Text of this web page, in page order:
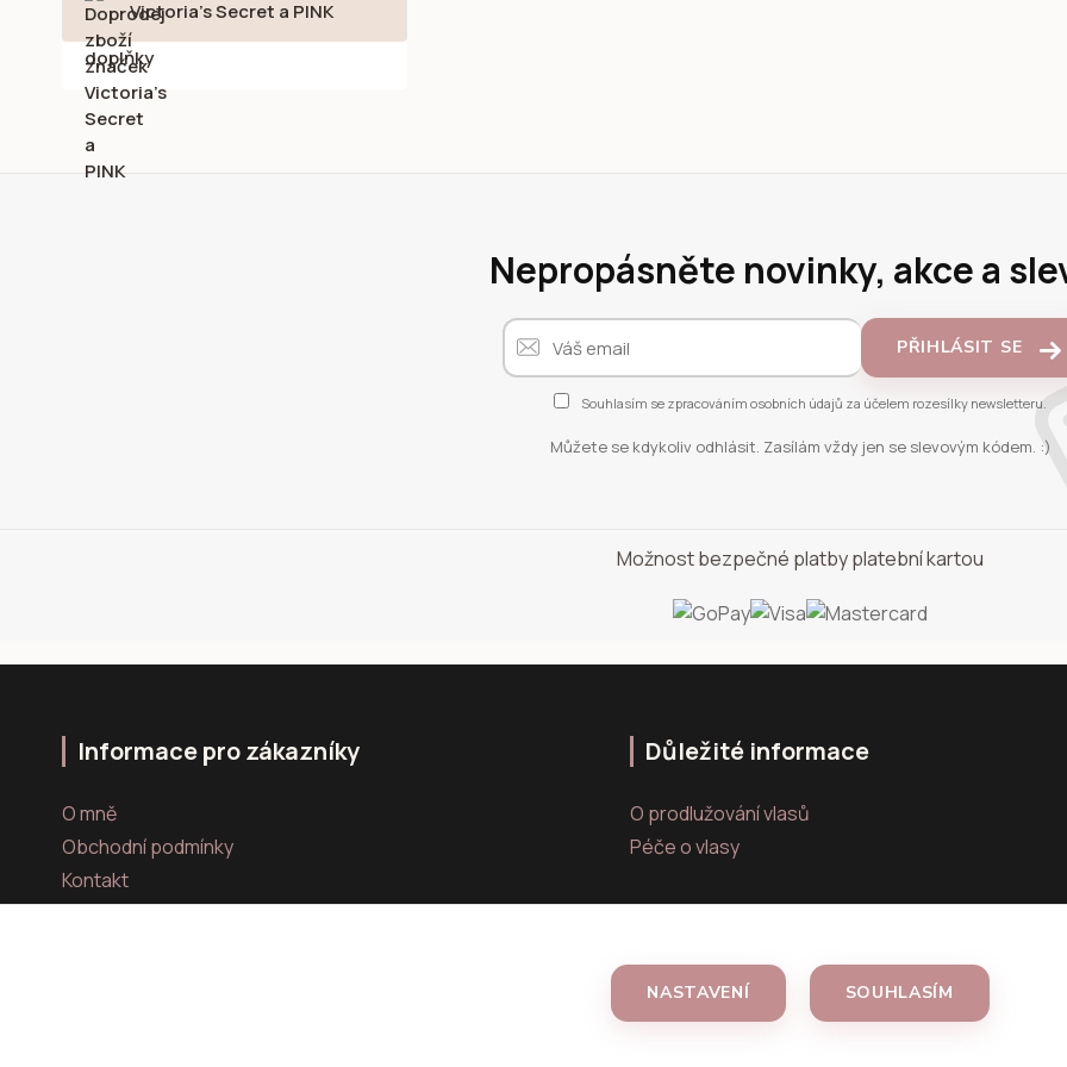
Victoria's Secret a PINK
Nepropásněte novinky, akce a
PŘIHLÁSIT SE
Souhlasím se zpracováním osobních údajů za účelem rozesílky newsletteru.
Můžete se kdykoliv odhlásit. Zasílám vždy jen se slevovým kódem. :)
Možnost bezpečné platby platební kartou
Informace pro zákazníky
O mně
Obchodní podmínky
Kontakt
Důležité informace
O prodlužování vlasů
Péče o vlasy
NASTAVENÍ SOUHLASÍM